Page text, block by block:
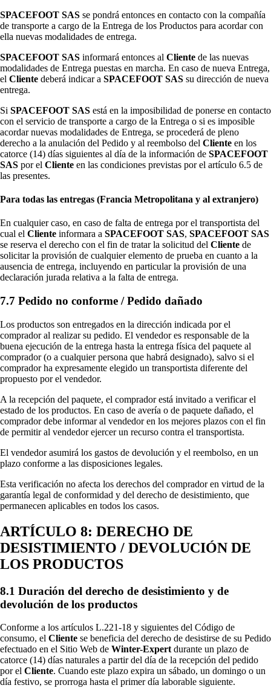
SPACEFOOT SAS se pondrá entonces en contacto con la compañía
de transporte a cargo de la Entrega de los Productos para acordar con
ella nuevas modalidades de entrega.
SPACEFOOT SAS informará entonces al Cliente de las nuevas
modalidades de Entrega puestas en marcha. En caso de nueva Entrega,
el Cliente deberá indicar a SPACEFOOT SAS su dirección de nueva
entrega.
Si SPACEFOOT SAS está en la imposibilidad de ponerse en contacto
con el servicio de transporte a cargo de la Entrega o si es imposible
acordar nuevas modalidades de Entrega, se procederá de pleno
derecho a la anulación del Pedido y al reembolso del Cliente en los
catorce (14) días siguientes al día de la información de SPACEFOOT
SAS por el Cliente en las condiciones previstas por el artículo 6.5 de
las presentes.
Para todas las entregas (Francia Metropolitana y al extranjero)
En cualquier caso, en caso de falta de entrega por el transportista del
cual el Cliente informara a SPACEFOOT SAS, SPACEFOOT SAS
se reserva el derecho con el fin de tratar la solicitud del Cliente de
solicitar la provisión de cualquier elemento de prueba en cuanto a la
ausencia de entrega, incluyendo en particular la provisión de una
declaración jurada relativa a la falta de entrega.
7.7 Pedido no conforme / Pedido dañado
Los productos son entregados en la dirección indicada por el
comprador al realizar su pedido. El vendedor es responsable de la
buena ejecución de la entrega hasta la entrega física del paquete al
comprador (o a cualquier persona que habrá designado), salvo si el
comprador ha expresamente elegido un transportista diferente del
propuesto por el vendedor.
A la recepción del paquete, el comprador está invitado a verificar el
estado de los productos. En caso de avería o de paquete dañado, el
comprador debe informar al vendedor en los mejores plazos con el fin
de permitir al vendedor ejercer un recurso contra el transportista.
El vendedor asumirá los gastos de devolución y el reembolso, en un
plazo conforme a las disposiciones legales.
Esta verificación no afecta los derechos del comprador en virtud de la
garantía legal de conformidad y del derecho de desistimiento, que
permanecen aplicables en todos los casos.
ARTÍCULO 8: DERECHO DE
DESISTIMIENTO / DEVOLUCIÓN DE
LOS PRODUCTOS
8.1 Duración del derecho de desistimiento y de
devolución de los productos
Conforme a los artículos L.221-18 y siguientes del Código de
consumo, el Cliente se beneficia del derecho de desistirse de su Pedido
efectuado en el Sitio Web de Winter-Expert durante un plazo de
catorce (14) días naturales a partir del día de la recepción del pedido
por el Cliente. Cuando este plazo expira un sábado, un domingo o un
día festivo, se prorroga hasta el primer día laborable siguiente.